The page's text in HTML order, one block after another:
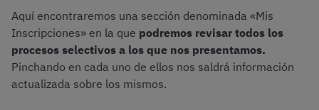
Aquí encontraremos una sección denominada «Mis
Inscripciones» en la que podremos revisar todos los
procesos selectivos a los que nos presentamos.
Pinchando en cada uno de ellos nos saldrá información
actualizada sobre los mismos.